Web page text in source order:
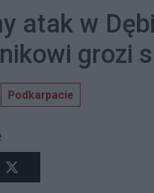
atak w
grozi
Podkarpacie